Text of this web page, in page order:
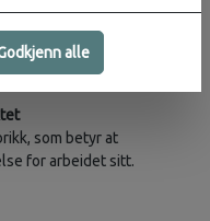
klatreseler.
som betyr at
for arbeidet sitt.
alle